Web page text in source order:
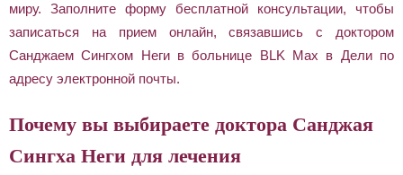
миру. Заполните форму бесплатной консультации, чтобы
записаться на прием онлайн, связавшись с доктором
Санджаем Сингхом Неги в больнице BLK Max в Дели по
адресу электронной почты.
Почему вы выбираете доктора Санджая
Сингха Неги для лечения